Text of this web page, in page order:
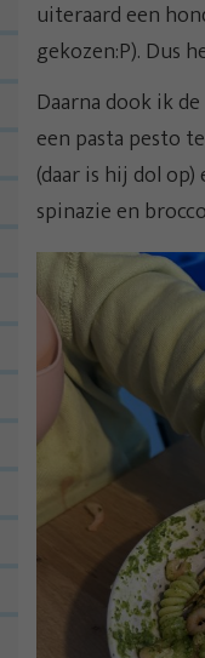
uiteraard een
gekozen:P). Dus
Daarna dook ik
een pasta pesto
(daar is hij dol
spinazie en